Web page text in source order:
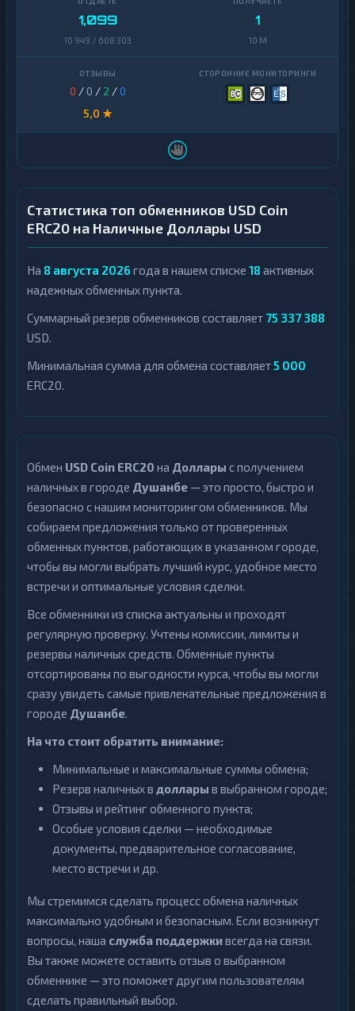
1,099
10 949 / 608 303
1
10 M
0 / 0 / 2 /0
5,0 ★
Статистика топ обменников USD Coin
ERC20 на Наличные Доллары USD
На 8 августа 2026 года в нашем списке 18 активных
надежных обменных пункта.
Суммарный резерв обменников составляет 75 337 388
USD.
Минимальная сумма для обмена составляет5 000
ERC20.
Обмен USD Coin ERC20 на Доллары с получением
наличных в городе Душанбе — это просто, быстро и
безопасно с нашим мониторингом обменников. Мы
собираем предложения только от проверенных
обменных пунктов, работающих в указанном городе,
чтобы вы могли выбрать лучший курс, удобное место
встречи и оптимальные условия сделки.
Все обменники из списка актуальны и проходят
регулярную проверку. Учтены комиссии, лимиты и
резервы наличных средств. Обменные пункты
отсортированы по выгодности курса, чтобы вы могли
сразу увидеть самые привлекательные предложения в
городе Душанбе.
На что стоит обратить внимание:
Минимальные и максимальные суммы обмена;
Резерв наличных в доллары в выбранном городе;
Отзывы и рейтинг обменного пункта;
Особые условия сделки — необходимые
документы, предварительное согласование,
место встречи и др.
Мы стремимся сделать процесс обмена наличных
максимально удобным и безопасным. Если возникнут
вопросы, наша служба поддержкивсегда на связи.
Вы также можете оставить отзыв о выбранном
обменнике — это поможет другим пользователям
сделать правильный выбор.